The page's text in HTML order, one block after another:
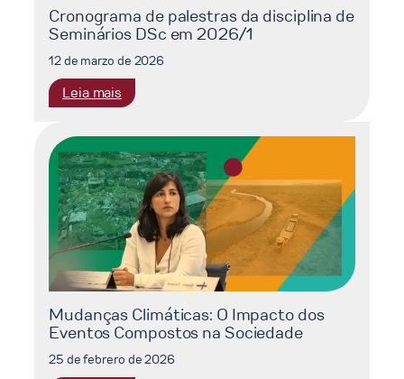
Cronograma de palestras da disciplina de
Seminários DSc em 2026/1
12 de marzo de 2026
Leia mais
Cronograma
palestras
da
disciplina
de
Seminários
DSc
em
2026/1
Mudanças Climáticas: O Impacto dos
Eventos Compostos na Sociedade
25 de febrero de 2026